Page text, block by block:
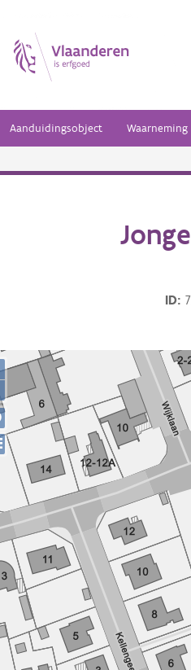
Aanduidingsobject Waarneming
ID